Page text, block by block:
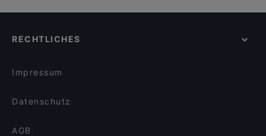
RECHTLICHES
Impressum
Datenschutz
AGB